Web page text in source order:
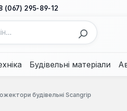
(067) 295-89-12
Будівельні матеріали
будівельні Scangrip